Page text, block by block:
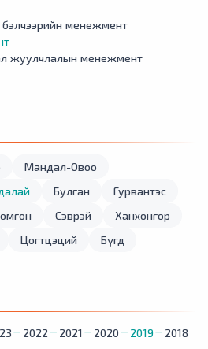
менежмент
жуулчлалын менежмент
Мандал-Овоо
Булган
Гурвантэс
Сэврэй
Ханхонгор
Цогтцэций Бүгд
2022 2021 2020 2019
2018